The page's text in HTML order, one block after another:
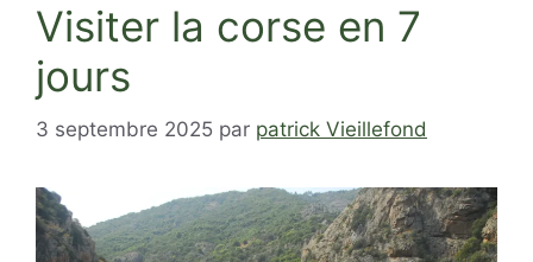
Visiter la corse en 7
jours
3 septembre 2025 par patrick Vieillefond